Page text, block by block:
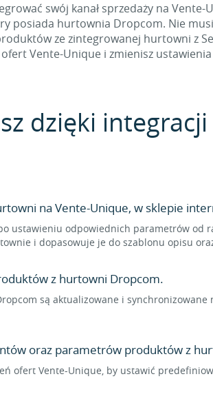
swój kanał sprzedaży na
posiada hurtownia Dropcom. Nie
ze zintegrowanej hurtowni z
Vente-Unique i zmienisz
dzięki
na Vente-Unique, w sklepie
ustawieniu odpowiednich parametrów od
i dopasowuje je do szablonu opisu
z hurtowni Dropcom.
są aktualizowane i
oraz parametrów produktów z
ofert Vente-Unique, by ustawić